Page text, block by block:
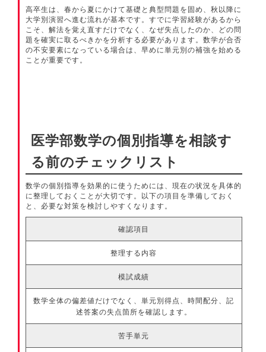
高卒生は、春から夏にかけて基礎と典型問題を固め、秋以降に
大学別演習へ進む流れが基本です。すでに学習経験があるから
こそ、解法を覚え直すだけでなく、なぜ失点したのか、どの問
題を確実に取るべきかを分析する必要があります。数学が合否
の不安要素になっている場合は、早めに単元別の補強を始める
ことが重要です。
医学部数学の個別指導を相談す
る前のチェックリスト
数学の個別指導を効果的に使うためには、現在の状況を具体的
に整理しておくことが大切です。以下の項目を準備しておく
と、必要な対策を検討しやすくなります。
確認項目
整理する内容
模試成績
数学全体の偏差値だけでなく、単元別得点、時間配分、記
述答案の失点箇所を確認します。
苦手単元